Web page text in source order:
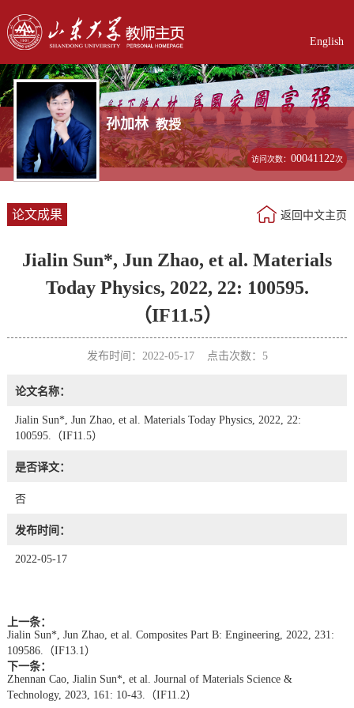
English
孙加林 教授
访问次数：00041122次
论文成果 返回中文主页
Jialin Sun*, Jun Zhao, et al. Materials
Today Physics, 2022, 22: 100595.
（IF11.5）
发布时间：2022-05-17 点击次数： 5
论文名称：
Jialin Sun*, Jun Zhao, et al. Materials Today Physics, 2022, 22:
100595.（IF11.5）
是否译文：
否
发布时间：
2022-05-17
上一条：
Jialin Sun*, Jun Zhao, et al. Composites Part B: Engineering, 2022, 231:
109586.（IF13.1）
下一条：
Zhennan Cao, Jialin Sun*, et al. Journal of Materials Science &
Technology, 2023, 161: 10-43.（IF11.2）